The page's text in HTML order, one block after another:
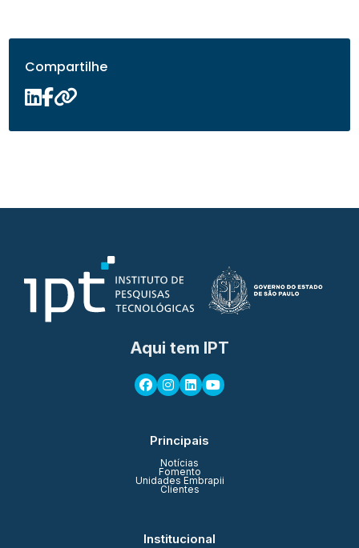
Compartilhe
Aqui tem IPT
Principais
Notícias
Fomento
Unidades Embrapii
Clientes
Institucional